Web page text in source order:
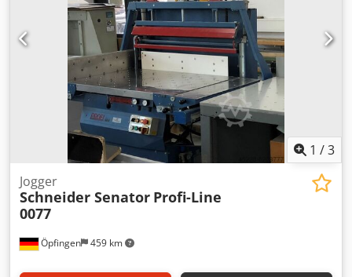
1 /3
Öpfingen 459 km
Jogger
Schneider Senator Profi-Line
0077